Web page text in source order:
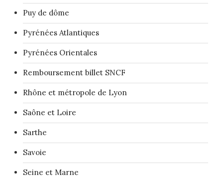
Puy de dôme
Pyrénées Atlantiques
Pyrénées Orientales
Remboursement billet SNCF
Rhône et métropole de Lyon
Saône et Loire
Sarthe
Savoie
Seine et Marne